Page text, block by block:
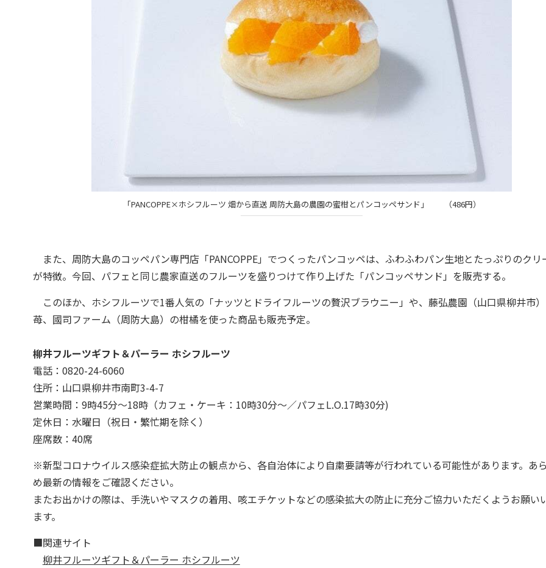
「PANCOPPE×ホシフルーツ 畑から直送 周防大島の農園の蜜柑とパンコッペサンド」 （486円）
また、周防大島のコッペパン専門店「PANCOPPE」でつくったパンコッペは、ふわふわパン生地とたっぷりのクリ
が特徴。今回、パフェと同じ農家直送のフルーツを盛りつけて作り上げた「パンコッペサンド」を販売する。
このほか、ホシフルーツで1番人気の「ナッツとドライフルーツの贅沢ブラウニー」や、藤弘農園（山口県柳井市
苺、國司ファーム（周防大島）の柑橘を使った商品も販売予定。
柳井フルーツギフト＆パーラー ホシフルーツ
電話：0820-24-6060
住所：山口県柳井市南町3-4-7
営業時間：9時45分～18時（カフェ・ケーキ：10時30分～／パフェL.O.17時30分)
定休日：水曜日（祝日・繁忙期を除く）
座席数：40席
※新型コロナウイルス感染症拡大防止の観点から、各自治体により自粛要請等が行われている可能性があります。あ
め最新の情報をご確認ください。
またお出かけの際は、手洗いやマスクの着用、咳エチケットなどの感染拡大の防止に充分ご協力いただくようお願い
ます。
■関連サイト
柳井フルーツギフト＆パーラー ホシフルーツ